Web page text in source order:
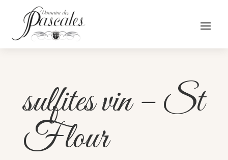
sulfites vin – St
Flour